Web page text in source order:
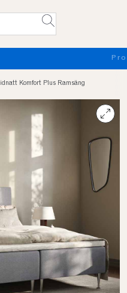
100 nätter. Läs mer
Komfort Plus Ramsäng